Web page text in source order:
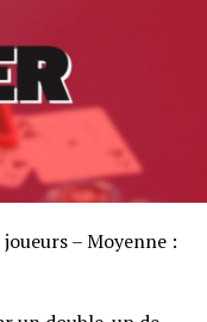
– Moyenne :